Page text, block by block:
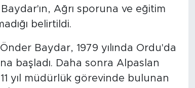
Ağrı sporuna ve eğitim
belirtildi.
Baydar, 1979 yılında Ordu'da
başladı. Daha sonra Alpaslan
11 yıl müdürlük görevinde bulunan